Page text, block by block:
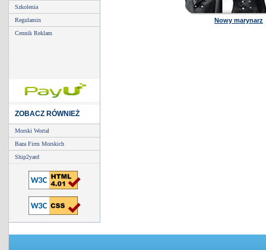
Szkolenia
Regulamin
Cennik Reklam
ZOBACZ RÓWNIEŻ
Morski Wortal
Baza Firm Morskich
Ship2yard
Nowy marynarz